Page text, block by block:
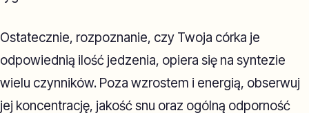
Ostatecznie, rozpoznanie, czy Twoja córka je
odpowiednią ilość jedzenia, opiera się na syntezie
wielu czynników. Poza wzrostem i energią, obserwuj
jej koncentrację, jakość snu oraz ogólną odporność